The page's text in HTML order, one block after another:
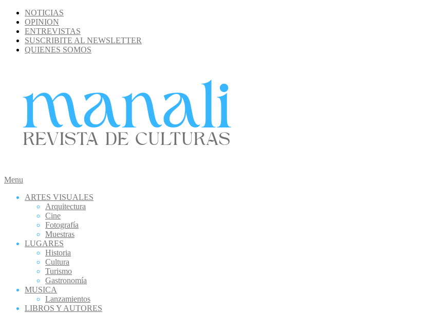
Skip
content
NOTICIAS
OPINION
ENTREVISTAS
SUSCRIBITE AL NEWSLETTER
QUIENES SOMOS
MANALI
Secondary
Menu
Menu
ARTES VISUALES
Arquitectura
Cine
Fotografía
Muestras
LUGARES
Historia
Cultura
Turismo
Gastronomía
MUSICA
Lanzamientos
LIBROS Y AUTORES